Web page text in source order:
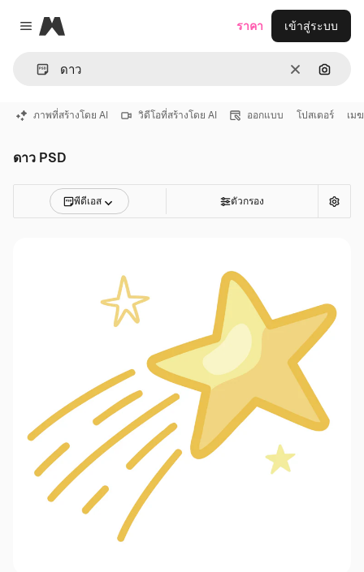
Close menu
Magnific
ชัดเจนค้นหา
ราคา เข้าสู่ระบบ
ภาพที่สร้างโดย AI วิดีโอที่สร้างโดย AI ออกแบบ โปสเตอร์ เมฆ
ดาว PSD
พีดีเอส ตัวกรอง